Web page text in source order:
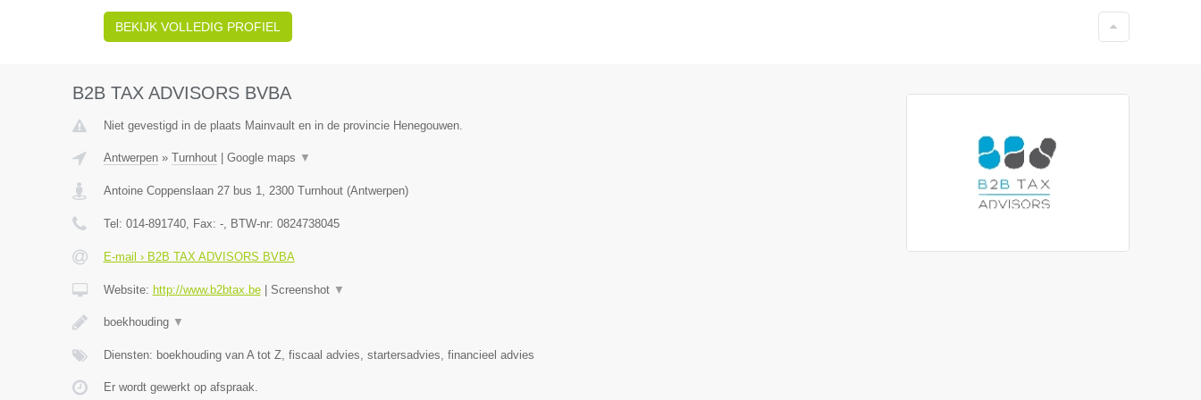
BEKIJK VOLLEDIG PROFIEL
B2B TAX ADVISORS BVBA
Niet gevestigd in de plaats Mainvault en in de provincie Henegouwen.
Antwerpen» Turnhout| Google maps ▼
Antoine Coppenslaan 27 bus 1, 2300 Turnhout(Antwerpen)
Tel: 014-891740, Fax: -, BTW-nr: 0824738045
E-mail › B2B TAX ADVISORS BVBA
Website: http://www.b2btax.be| Screenshot ▼
boekhouding ▼
Diensten: boekhouding van A tot Z, fiscaal advies, startersadvies, financieel advies
Er wordt gewerkt op afspraak.